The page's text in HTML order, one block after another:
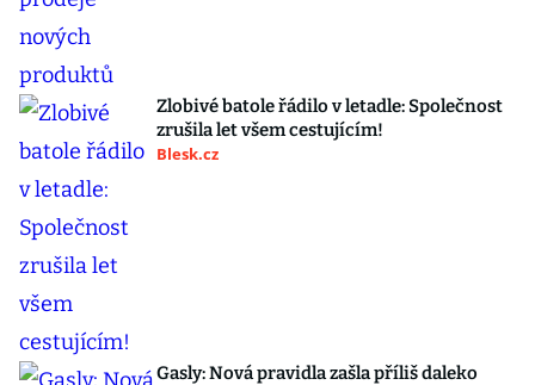
Zlobivé batole řádilo v letadle: Společnost
zrušila let všem cestujícím!
Blesk.cz
Gasly: Nová pravidla zašla příliš daleko